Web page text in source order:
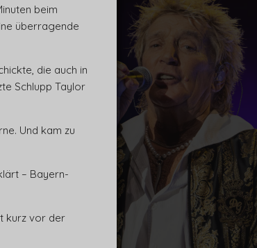
beim
überragende
die auch in
Schlupp Taylor
Und kam zu
– Bayern-
kurz vor der